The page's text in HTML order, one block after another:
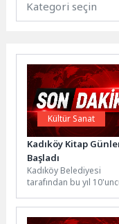
Kültür Sanat
Kadıköy Kitap
Başladı
Kadıköy Belediyesi
tarafından bu yıl
Günleri kapılarını açtı.
gün boyunca...